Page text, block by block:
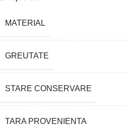
MATERIAL
GREUTATE
STARE CONSERVARE
TARA PROVENIENTA